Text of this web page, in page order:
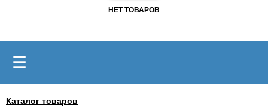
НЕТ ТОВАРОВ
☰
Каталог товаров